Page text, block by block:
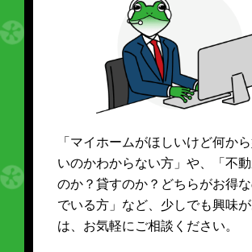
「マイホームがほしいけど何か
いのかわからない方」や、「不
のか？貸すのか？どちらがお得
でいる方」など、少しでも興味
は、お気軽にご相談ください。